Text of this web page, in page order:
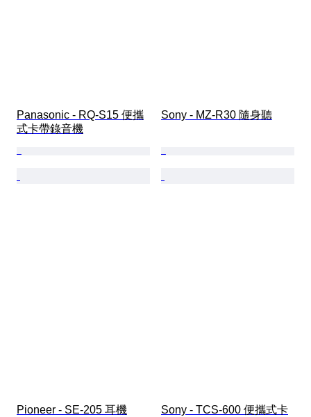
Panasonic - RQ-S15 便攜
式卡帶錄音機
Sony - MZ-R30 隨身聽
Pioneer - SE-205 耳機
Sony - TCS-600 便攜式卡